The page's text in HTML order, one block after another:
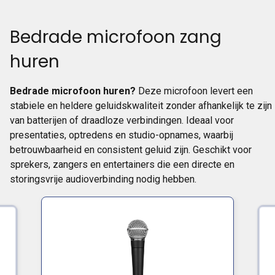
Bedrade microfoon zang
huren
Bedrade microfoon huren? Deze microfoon levert een
stabiele en heldere geluidskwaliteit zonder afhankelijk te zijn
van batterijen of draadloze verbindingen. Ideaal voor
presentaties, optredens en studio-opnames, waarbij
betrouwbaarheid en consistent geluid zijn. Geschikt voor
sprekers, zangers en entertainers die een directe en
storingsvrije audioverbinding nodig hebben.